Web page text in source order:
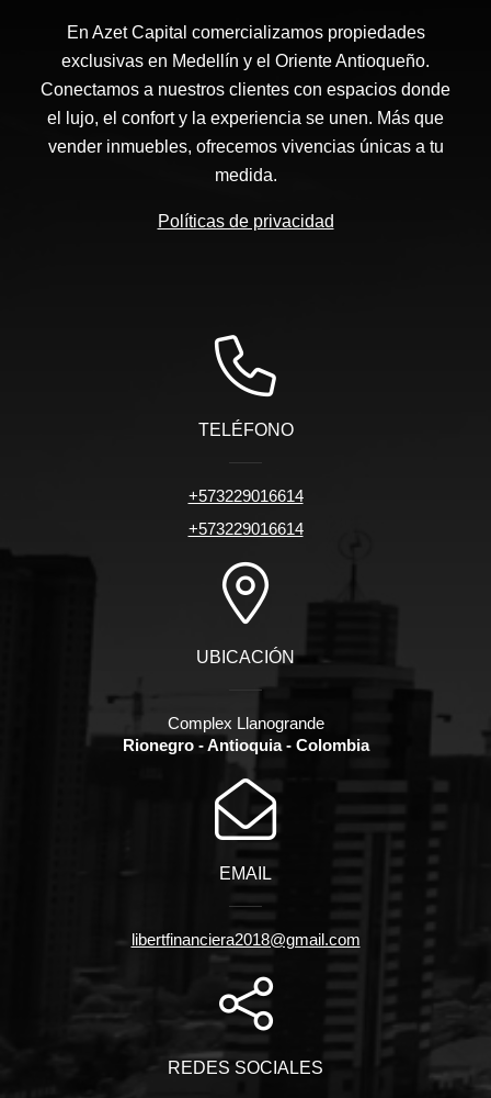
En Azet Capital comercializamos propiedades
exclusivas en Medellín y el Oriente Antioqueño.
Conectamos a nuestros clientes con espacios donde
el lujo, el confort y la experiencia se unen. Más que
vender inmuebles, ofrecemos vivencias únicas a tu
medida.
Políticas de privacidad
TELÉFONO
+573229016614
+573229016614
UBICACIÓN
Complex Llanogrande
Rionegro - Antioquia - Colombia
EMAIL
libertfinanciera2018@gmail.com
REDES SOCIALES